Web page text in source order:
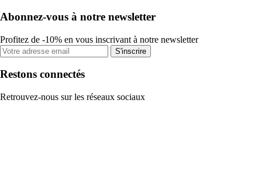
Abonnez-vous à notre newsletter
Profitez de -10% en vous inscrivant à notre newsletter
S'inscrire
Restons connectés
Retrouvez-nous sur les réseaux sociaux